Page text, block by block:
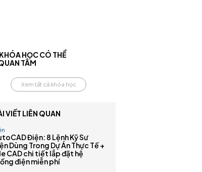
HỌC CÓ THỂ
TÂM
Xem tất cả khóa học
VIẾT LIÊN QUAN
Điện: 8 Lệnh Kỹ Sư
Dùng Trong Dự Án Thực Tế +
CAD chi tiết lắp đặt hệ
điện miễn phí